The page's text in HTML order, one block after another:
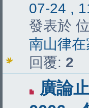
07-24 ,
發表於
南山律
回覆: 2
有
新
廣論